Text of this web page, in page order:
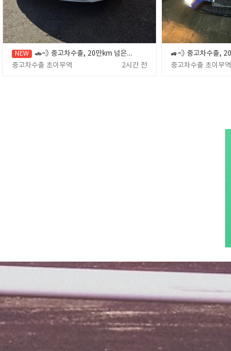
🚗💨 중고차수출, 20만km 넘은 노후차·폐차 직전 차량 제값 받고 파는 확실한 노하우 🎯✨ (중고차수출 초이무역)
중고차수출 초이무역
2시간 전
중고차수출 초이무역